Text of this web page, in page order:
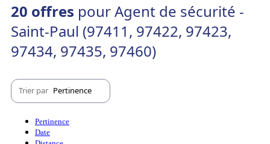
20 offres pour Agent de sécurité -
Saint-Paul (97411, 97422, 97423,
97434, 97435, 97460)
Trier par Pertinence
Pertinence
Date